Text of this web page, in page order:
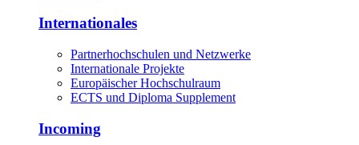
Internationales
Partnerhochschulen und Netzwerke
Internationale Projekte
Europäischer Hochschulraum
ECTS und Diploma Supplement
Incoming